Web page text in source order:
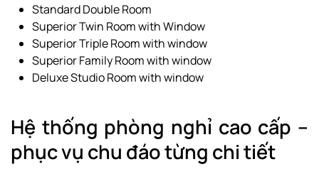
Standard Double Room
Superior Twin Room with Window
Superior Triple Room with window
Superior Family Room with window
Deluxe Studio Room with window
Hệ thống phòng nghỉ cao cấp –
phục vụ chu đáo từng chi tiết